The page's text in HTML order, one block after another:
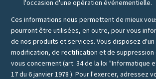
l'occasion d'une opération événementielle.
Ces informations nous permettent de mieux
pourront être utilisées, en outre, pour vous
de nos produits et services. Vous disposez
modification, de rectification et de suppression
vous concernent (art. 34 de la loi "Informatique
17 du 6 janvier 1978 ). Pour l'exercer, adressez